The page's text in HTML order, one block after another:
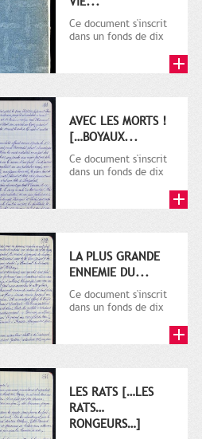
Ce document s'inscrit
dans un fonds de dix
première...
AVEC LES MORTS !
[…BOYAUX...
Ce document s'inscrit
dans un fonds de dix
première...
LA PLUS GRANDE
ENNEMIE DU...
Ce document s'inscrit
dans un fonds de dix
LES RATS […LES
RATS…
RONGEURS…]